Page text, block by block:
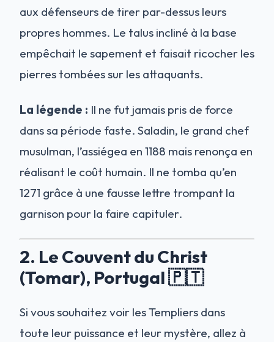
aux défenseurs de tirer par-dessus leurs
propres hommes. Le talus incliné à la base
empêchait le sapement et faisait ricocher les
pierres tombées sur les attaquants.
La légende : Il ne fut jamais pris de force
dans sa période faste. Saladin, le grand chef
musulman, l’assiégea en 1188 mais renonça en
réalisant le coût humain. Il ne tomba qu’en
1271 grâce à une fausse lettre trompant la
garnison pour la faire capituler.
2. Le Couvent du Christ
(Tomar), Portugal 🇵🇹
Si vous souhaitez voir les Templiers dans
toute leur puissance et leur mystère, allez à